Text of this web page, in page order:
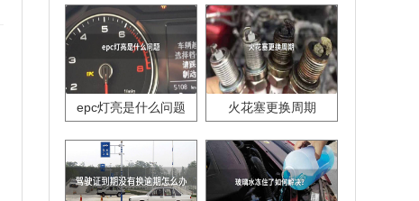
epc灯亮是什么问题 火花塞更换周期